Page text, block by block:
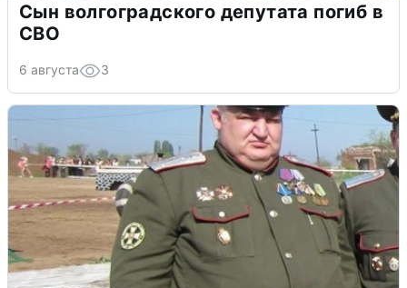
Сын волгоградского депутата погиб в
СВО
6 августа 3